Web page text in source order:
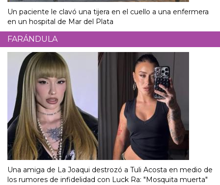
Un paciente le clavó una tijera en el cuello a una enfermera
en un hospital de Mar del Plata
FARÁNDULA
Una amiga de La Joaqui destrozó a Tuli Acosta en medio de
los rumores de infidelidad con Luck Ra: "Mosquita muerta"